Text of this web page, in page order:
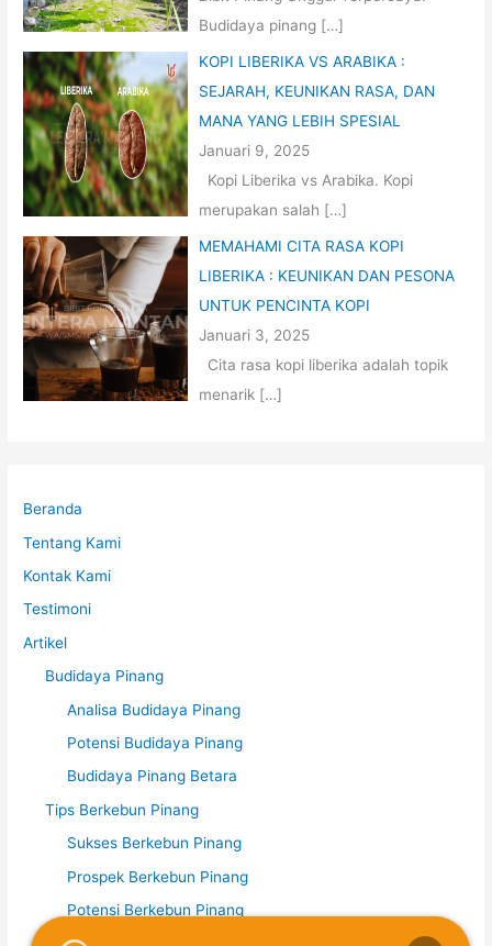
Budidaya pinang […]
KOPI LIBERIKA VS ARABIKA :
SEJARAH, KEUNIKAN RASA, DAN
MANA YANG LEBIH SPESIAL
Januari 9, 2025
Kopi Liberika vs Arabika. Kopi
merupakan salah […]
MEMAHAMI CITA RASA KOPI
LIBERIKA : KEUNIKAN DAN PESONA
UNTUK PENCINTA KOPI
Januari 3, 2025
Cita rasa kopi liberika adalah topik
menarik […]
Beranda
Tentang Kami
Kontak Kami
Testimoni
Artikel
Budidaya Pinang
Analisa Budidaya Pinang
Potensi Budidaya Pinang
Budidaya Pinang Betara
Tips Berkebun Pinang
Sukses Berkebun Pinang
Prospek Berkebun Pinang
Potensi Berkebun Pinang